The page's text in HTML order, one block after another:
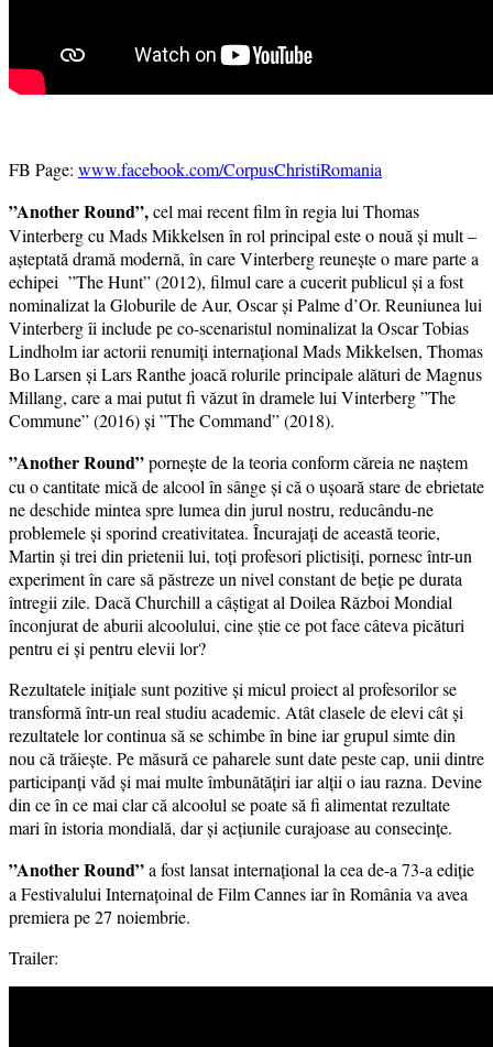
FB Page: www.facebook.com/CorpusChristiRomania
”Another Round”,cel mai recent film în regia lui Thomas
Vinterberg cu Mads Mikkelsen în rol principal este o nouă și mult –
așteptată dramă modernă, în care Vinterberg reunește o mare parte a
echipei ”The Hunt” (2012), filmul care a cucerit publicul și a fost
nominalizat la Globurile de Aur, Oscar și Palme d’Or. Reuniunea lui
Vinterberg îi include pe co-scenaristul nominalizat la Oscar Tobias
Lindholm iar actorii renumiți internațional Mads Mikkelsen, Thomas
Bo Larsen și Lars Ranthe joacă rolurile principale alături de Magnus
Millang, care a mai putut fi văzut în dramele lui Vinterberg ”The
Commune” (2016) și ”The Command” (2018).
”Another Round”pornește de la teoria conform căreia ne naștem
cu o cantitate mică de alcool în sânge și că o ușoară stare de ebrietate
ne deschide mintea spre lumea din jurul nostru, reducându-ne
problemele și sporind creativitatea. Încurajați de această teorie,
Martin și trei din prietenii lui, toți profesori plictisiți, pornesc într-un
experiment în care să păstreze un nivel constant de beție pe durata
întregii zile. Dacă Churchill a câștigat al Doilea Război Mondial
înconjurat de aburii alcoolului, cine știe ce pot face câteva picături
pentru ei și pentru elevii lor?
Rezultatele inițiale sunt pozitive și micul proiect al profesorilor se
transformă într-un real studiu academic. Atât clasele de elevi cât și
rezultatele lor continua să se schimbe în bine iar grupul simte din
nou că trăiește. Pe măsură ce paharele sunt date peste cap, unii dintre
participanți văd și mai multe îmbunătățiri iar alții o iau razna. Devine
din ce în ce mai clar că alcoolul se poate să fi alimentat rezultate
mari în istoria mondială, dar și acțiunile curajoase au consecințe.
”Another Round”a fost lansat internațional la cea de-a 73-a ediție
a Festivalului Internațoinal de Film Cannes iar în România va avea
premiera pe 27 noiembrie.
Trailer: